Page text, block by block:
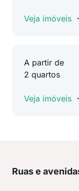
Veja imóveis
A partir de
2 quartos
Veja imóveis
Ruas e